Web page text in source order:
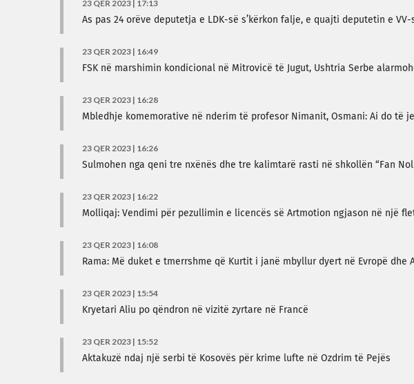
23 QER 2023 | 17:13
As pas 24 orëve deputetja e LDK-së s’kërkon falje, e quajti deputetin e VV-
23 QER 2023 | 16:49
FSK në marshimin kondicional në Mitrovicë të Jugut, Ushtria Serbe
23 QER 2023 | 16:28
Mbledhje komemorative në nderim të profesor Nimanit, Osmani: Ai do të
23 QER 2023 | 16:26
Sulmohen nga qeni tre nxënës dhe tre kalimtarë rasti në shkollën “Fan
23 QER 2023 | 16:22
Molliqaj: Vendimi për pezullimin e licencës së Artmotion ngjason në një
23 QER 2023 | 16:08
Rama: Më duket e tmerrshme që Kurtit i janë mbyllur dyert në Evropë dhe
23 QER 2023 | 15:54
Kryetari Aliu po qëndron në vizitë zyrtare në Francë
23 QER 2023 | 15:52
Aktakuzë ndaj një serbi të Kosovës për krime lufte në Ozdrim të Pejës